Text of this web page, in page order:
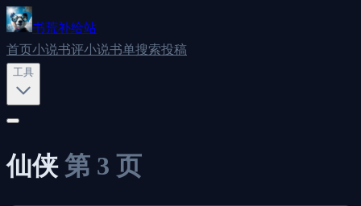
书荒补给站
首页小说书评小说书单搜索投稿
工具
仙侠 第 3 页